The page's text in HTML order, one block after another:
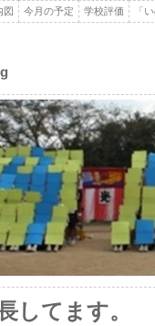
図 今月の予定 学校評価 「
してます。